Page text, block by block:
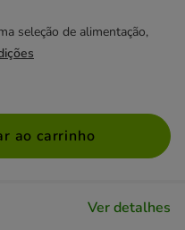
seleção de alimentação,
ao carrinho
Ver detalhes